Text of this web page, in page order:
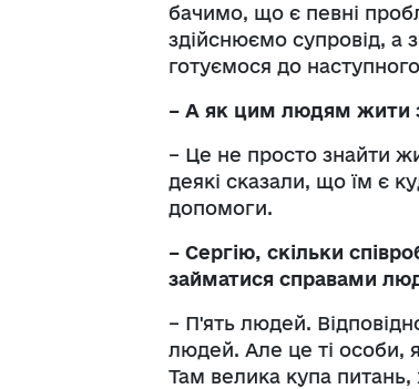
бачимо, що є певні
здійснюємо супровід, а
готуємося до
– А як цим людям жити
– Це не просто знайти
деякі сказали, що їм є
допомоги.
– Сергію, скільки
займатися справами
– П'ять людей.
людей. Але це ті особи,
Там велика купа питань,